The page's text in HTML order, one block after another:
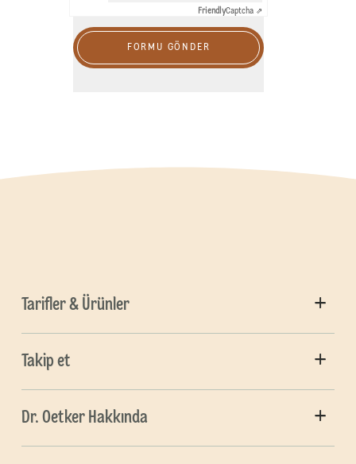
FriendlyCaptcha ⇗
FORMU GÖNDER
Tarifler & Ürünler
Takip et
Dr. Oetker Hakkında